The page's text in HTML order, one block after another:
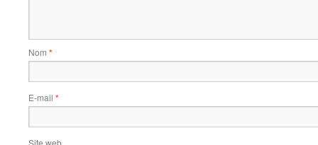
Nom *
E-mail *
Site web